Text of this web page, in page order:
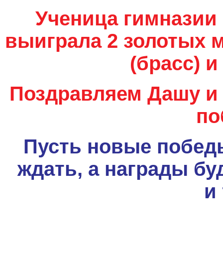
Ученица
выиграла 2 золотых
(брасс)
Поздравляем Дашу и
Пусть новые
ждать, а награды
и